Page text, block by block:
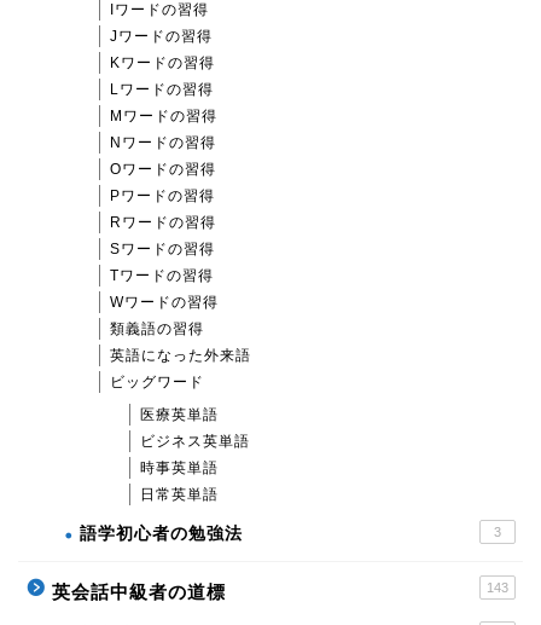
Iワードの習得
Jワードの習得
Kワードの習得
Lワードの習得
Mワードの習得
Nワードの習得
Oワードの習得
Pワードの習得
Rワードの習得
Sワードの習得
Tワードの習得
Wワードの習得
類義語の習得
英語になった外来語
ビッグワード
医療英単語
ビジネス英単語
時事英単語
日常英単語
語学初心者の勉強法 3
英会話中級者の道標 143